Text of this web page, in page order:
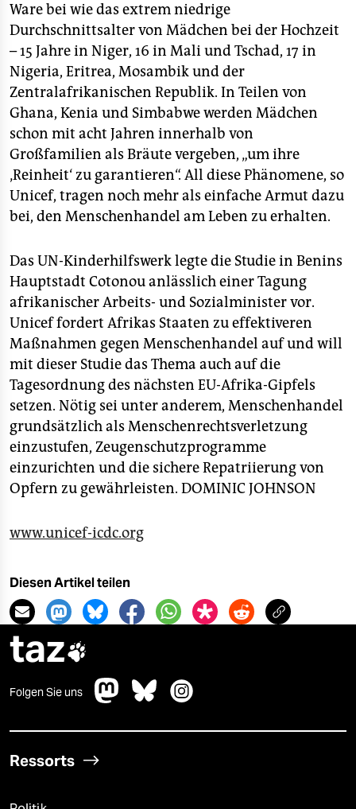
Ware bei wie das extrem niedrige
Durchschnittsalter von Mädchen bei der Hochzeit
– 15 Jahre in Niger, 16 in Mali und Tschad, 17 in
Nigeria, Eritrea, Mosambik und der
Zentralafrikanischen Republik. In Teilen von
Ghana, Kenia und Simbabwe werden Mädchen
schon mit acht Jahren innerhalb von
Großfamilien als Bräute vergeben, „um ihre
‚Reinheit‘ zu garantieren“. All diese Phänomene, so
Unicef, tragen noch mehr als einfache Armut dazu
bei, den Menschenhandel am Leben zu erhalten.
Das UN-Kinderhilfswerk legte die Studie in Benins
Hauptstadt Cotonou anlässlich einer Tagung
afrikanischer Arbeits- und Sozialminister vor.
Unicef fordert Afrikas Staaten zu effektiveren
Maßnahmen gegen Menschenhandel auf und will
mit dieser Studie das Thema auch auf die
Tagesordnung des nächsten EU-Afrika-Gipfels
setzen. Nötig sei unter anderem, Menschenhandel
grundsätzlich als Menschenrechtsverletzung
einzustufen, Zeugenschutzprogramme
einzurichten und die sichere Repatriierung von
Opfern zu gewährleisten. DOMINIC JOHNSON
www.unicef-icdc.org
Diesen Artikel teilen
taz
Folgen Sie uns
Ressorts